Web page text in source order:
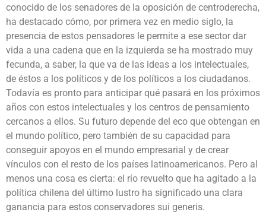
conocido de los senadores de la oposición de centroderecha,
ha destacado cómo, por primera vez en medio siglo, la
presencia de estos pensadores le permite a ese sector dar
vida a una cadena que en la izquierda se ha mostrado muy
fecunda, a saber, la que va de las ideas a los intelectuales,
de éstos a los políticos y de los políticos a los ciudadanos.
Todavía es pronto para anticipar qué pasará en los próximos
años con estos intelectuales y los centros de pensamiento
cercanos a ellos. Su futuro depende del eco que obtengan en
el mundo político, pero también de su capacidad para
conseguir apoyos en el mundo empresarial y de crear
vínculos con el resto de los países latinoamericanos. Pero al
menos una cosa es cierta: el río revuelto que ha agitado a la
política chilena del último lustro ha significado una clara
ganancia para estos conservadores sui generis.